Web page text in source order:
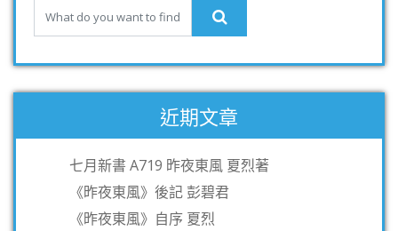
近期文章
七月新書 A719 昨夜東風 夏烈著
《昨夜東風》後記 彭碧君
《昨夜東風》自序 夏烈